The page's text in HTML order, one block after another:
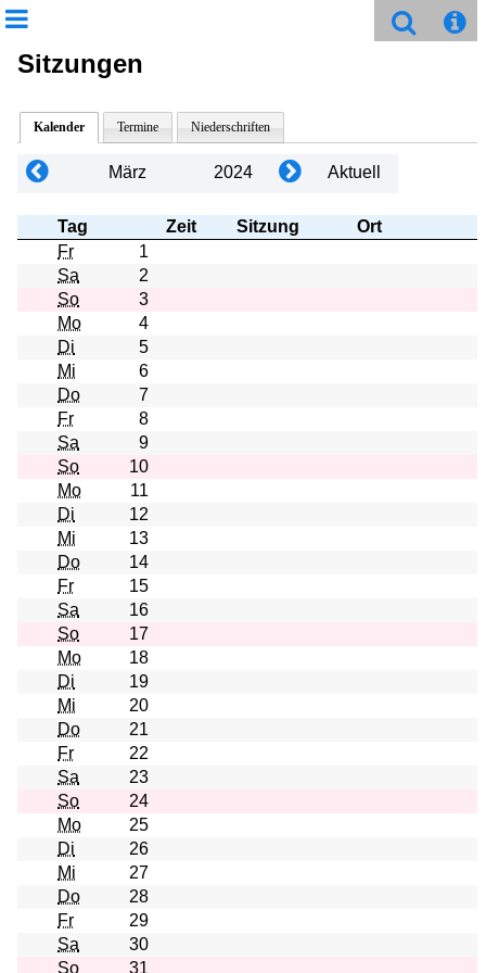
Sitzungen
Kalender Termine Niederschriften
März 2024 Aktuell
Tag Zeit Sitzung
Ort
Fr
1
Sa
2
So
3
Mo
4
Di
5
Mi
6
Do
7
Fr
8
Sa
9
So
10
Mo
11
Di
12
Mi
13
Do
14
Fr
15
Sa
16
So
17
Mo
18
Di
19
Mi
20
Do
21
Fr
22
Sa
23
So
24
Mo
25
Di
26
Mi
27
Do
28
Fr
29
Sa
30
So
31